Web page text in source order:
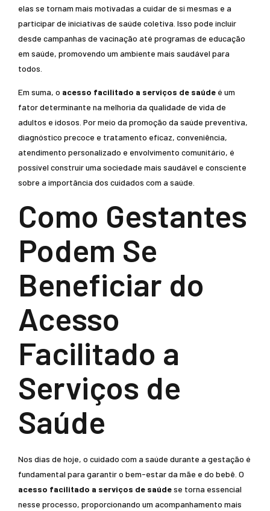
elas se tornam mais motivadas a cuidar de si mesmas e a
participar de iniciativas de saúde coletiva. Isso pode incluir
desde campanhas de vacinação até programas de educação
em saúde, promovendo um ambiente mais saudável para
todos.
Em suma, o acesso facilitado a serviços de saúde é um
fator determinante na melhoria da qualidade de vida de
adultos e idosos. Por meio da promoção da saúde preventiva,
diagnóstico precoce e tratamento eficaz, conveniência,
atendimento personalizado e envolvimento comunitário, é
possível construir uma sociedade mais saudável e consciente
sobre a importância dos cuidados com a saúde.
Como Gestantes
Podem Se
Beneficiar do
Acesso
Facilitado a
Serviços de
Saúde
Nos dias de hoje, o cuidado com a saúde durante a gestação é
fundamental para garantir o bem-estar da mãe e do bebê. O
acesso facilitado a serviços de saúdese torna essencial
nesse processo, proporcionando um acompanhamento mais